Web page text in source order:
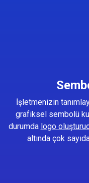
İşletmenizin
grafiksel sembolü
durumda logo
altında çok